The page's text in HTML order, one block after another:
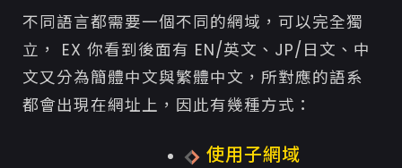
不同語言都需要一個不同的網域，可以完全獨
立， EX 你看到後面有 EN/英文、JP/日文、中
文又分為簡體中文與繁體中文，所對應的語系
都會出現在網址上，因此有幾種方式：
使用子網域